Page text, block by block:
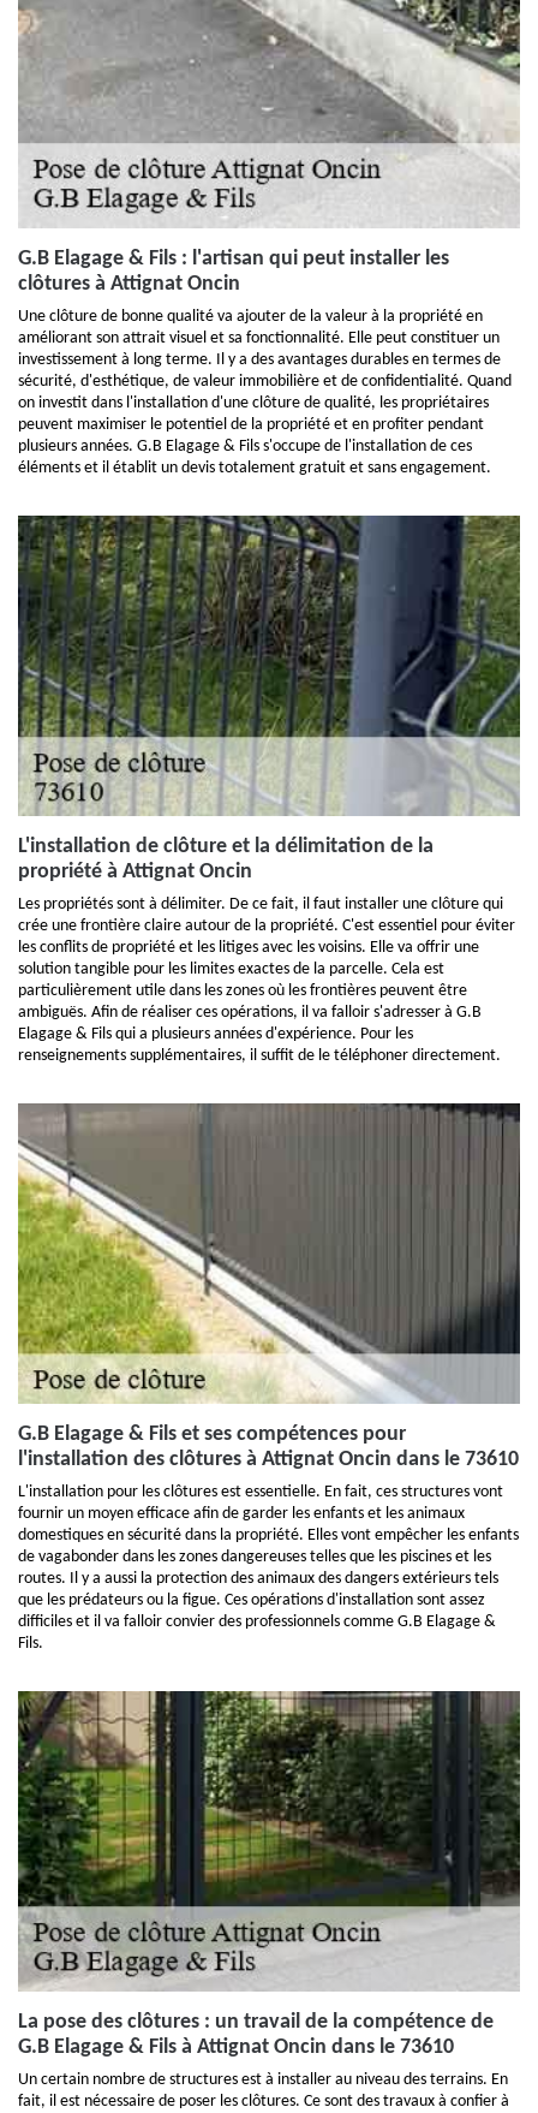
G.B Elagage & Fils : l'artisan qui peut installer les
clôtures à Attignat Oncin
Une clôture de bonne qualité va ajouter de la valeur à la propriété en
améliorant son attrait visuel et sa fonctionnalité. Elle peut constituer un
investissement à long terme. Il y a des avantages durables en termes de
sécurité, d'esthétique, de valeur immobilière et de confidentialité. Quand
on investit dans l'installation d'une clôture de qualité, les propriétaires
peuvent maximiser le potentiel de la propriété et en profiter pendant
plusieurs années. G.B Elagage & Fils s'occupe de l'installation de ces
éléments et il établit un devis totalement gratuit et sans engagement.
L'installation de clôture et la délimitation de la
propriété à Attignat Oncin
Les propriétés sont à délimiter. De ce fait, il faut installer une clôture qui
crée une frontière claire autour de la propriété. C'est essentiel pour éviter
les conflits de propriété et les litiges avec les voisins. Elle va offrir une
solution tangible pour les limites exactes de la parcelle. Cela est
particulièrement utile dans les zones où les frontières peuvent être
ambiguës. Afin de réaliser ces opérations, il va falloir s'adresser à G.B
Elagage & Fils qui a plusieurs années d'expérience. Pour les
renseignements supplémentaires, il suffit de le téléphoner directement.
G.B Elagage & Fils et ses compétences pour
l'installation des clôtures à Attignat Oncin dans le 73610
L'installation pour les clôtures est essentielle. En fait, ces structures vont
fournir un moyen efficace afin de garder les enfants et les animaux
domestiques en sécurité dans la propriété. Elles vont empêcher les enfants
de vagabonder dans les zones dangereuses telles que les piscines et les
routes. Il y a aussi la protection des animaux des dangers extérieurs tels
que les prédateurs ou la figue. Ces opérations d'installation sont assez
difficiles et il va falloir convier des professionnels comme G.B Elagage &
Fils.
La pose des clôtures : un travail de la compétence de
G.B Elagage & Fils à Attignat Oncin dans le 73610
Un certain nombre de structures est à installer au niveau des terrains. En
fait, il est nécessaire de poser les clôtures. Ce sont des travaux à confier à